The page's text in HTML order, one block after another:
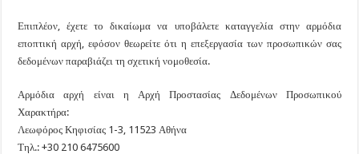
Επιπλέον, έχετε το δικαίωμα να υποβάλετε καταγγελία στην αρμόδια
εποπτική αρχή, εφόσον θεωρείτε ότι η επεξεργασία των προσωπικών σας
δεδομένων παραβιάζει τη σχετική νομοθεσία.
Αρμόδια αρχή είναι η Αρχή Προστασίας Δεδομένων Προσωπικού
Χαρακτήρα:
Λεωφόρος Κηφισίας 1-3, 11523 Αθήνα
Τηλ.: +30 210 6475600